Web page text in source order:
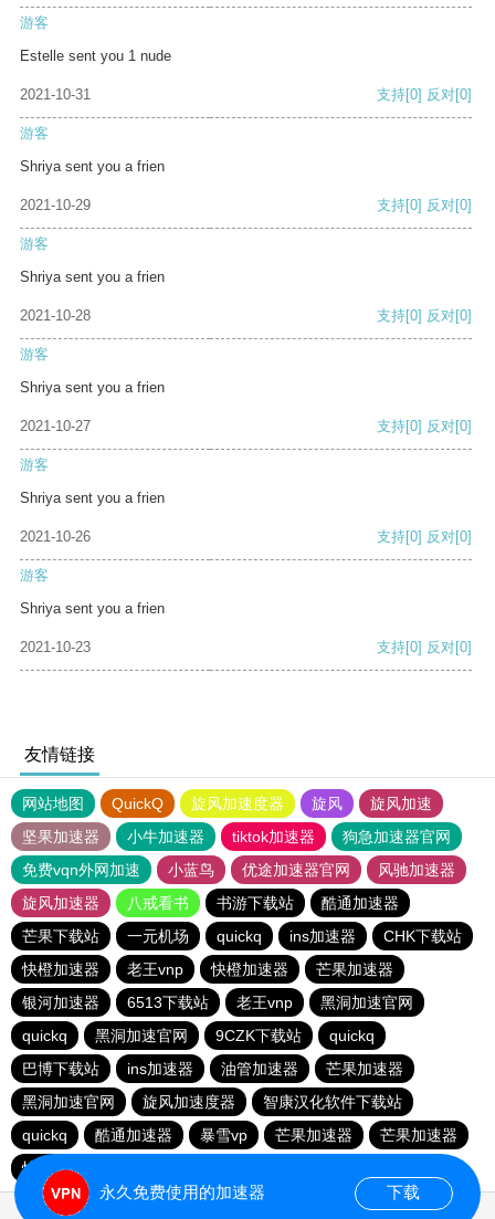
游客
Estelle sent you 1 nude
2021-10-31 支持[0] 反对[0]
游客
Shriya sent you a frien
2021-10-29 支持[0] 反对[0]
游客
Shriya sent you a frien
2021-10-28 支持[0] 反对[0]
游客
Shriya sent you a frien
2021-10-27 支持[0] 反对[0]
游客
Shriya sent you a frien
2021-10-26 支持[0] 反对[0]
游客
Shriya sent you a frien
2021-10-23 支持[0] 反对[0]
友情链接
网站地图 QuickQ 旋风加速度器 旋风
旋风加速
坚果加速器
小牛加速器 tiktok加速器
狗急加速器官网
免费vqn外网加速
小蓝鸟 优途加速器官网
风驰加速器
旋风加速器
八戒看书 书游下载站
酷通加速器
芒果下载站
一元机场 quickq ins加速器
CHK下载站
快橙加速器
老王vnp 快橙加速器
芒果加速器
银河加速器
6513下载站 老王vnp
黑洞加速官网
quickq
黑洞加速官网 9CZK下载站
quickq
巴博下载站
ins加速器 油管加速器
芒果加速器
黑洞加速官网
旋风加速度器
智康汉化软件下载站
quickq
酷通加速器 暴雪vp 芒果加速器
芒果加速器
快橙加速器
永久免费使用的加速器 下载